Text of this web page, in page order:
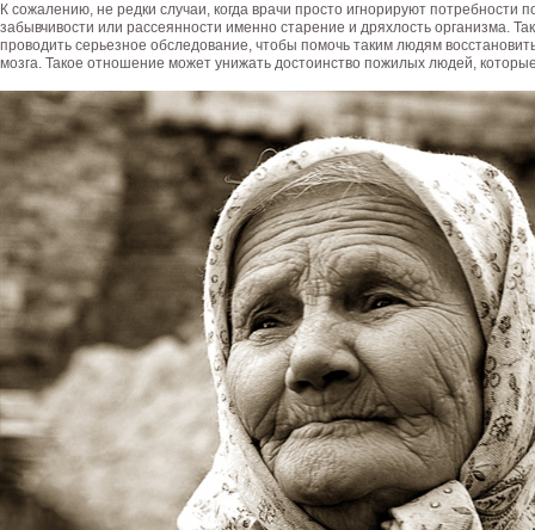
К сожалению, не редки случаи, когда врачи просто игнорируют
забывчивости или рассеянности именно старение и дряхлость организма.
проводить серьезное обследование, чтобы помочь таким людям
мозга. Такое отношение может унижать достоинство пожилых людей,